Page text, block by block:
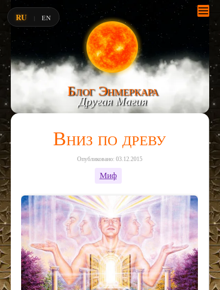
Блог Энмеркара
Другая Магия
Вниз по древу
Опубликовано: 03.12.2015
Миф
RU | EN